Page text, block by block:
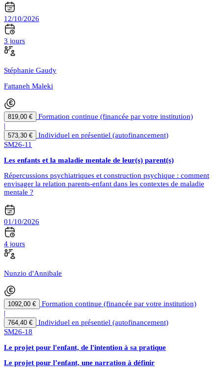
12/10/2026
3 jours
Stéphanie Gaudy
Fattaneh Maleki
819,00 €
Formation continue (financée par votre institution)
|
573,30 €
Individuel en présentiel (autofinancement)
SM26-11
Les enfants et la maladie mentale de leur(s) parent(s)
Répercussions psychiatriques et construction psychique : comment
envisager la relation parents-enfant dans les contextes de maladie
mentale ?
01/10/2026
4 jours
Nunzio d'Annibale
1092,00 €
Formation continue (financée par votre institution)
|
764,40 €
Individuel en présentiel (autofinancement)
SM26-18
Le projet pour l'enfant, de l'intention à sa pratique
Le projet pour l’enfant, une narration à définir